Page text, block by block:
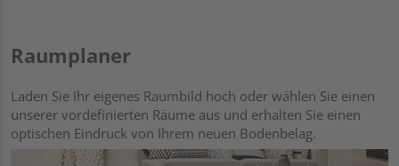
Raumplaner
Laden Sie Ihr eigenes Raumbild hoch oder wählen Sie einen
unserer vordefinierten Räume aus und erhalten Sie einen
optischen Eindruck von Ihrem neuen Bodenbelag.